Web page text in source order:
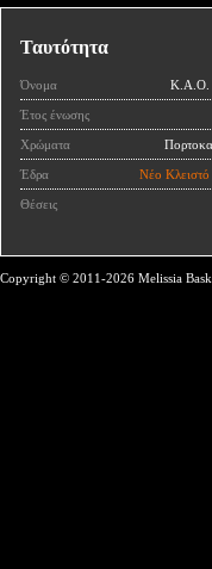
Ταυτότητα
Όνομα Κ.Α.Ο.
Έτος ένωσης
Χρώματα
Έδρα Νέο
Θέσεις
Copyright © 2011-2026 Melissia